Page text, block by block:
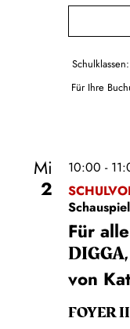
Für Ihre
Mi
2
10:00 -
Für
von
FOYER